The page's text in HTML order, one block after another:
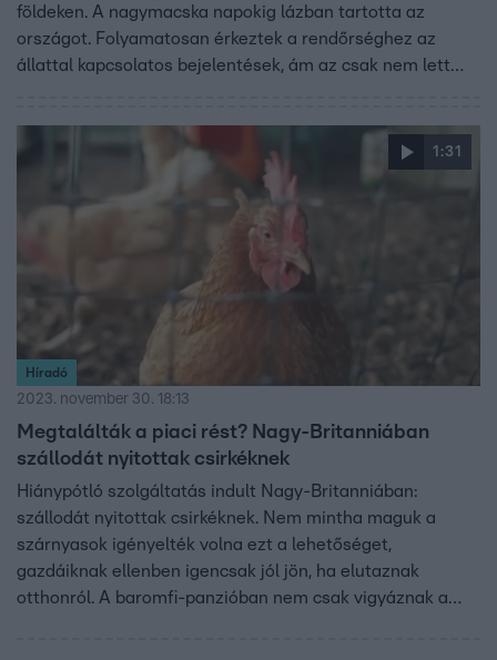
földeken. A nagymacska napokig lázban tartotta az
országot. Folyamatosan érkeztek a rendőrséghez az
állattal kapcsolatos bejelentések, ám az csak nem lett
azóta sem oldódott meg, bár a feltételezések szerint az
állat valóban fekete párduc volt, de 100 százalékosan
nem lehet kijelenteni, hogy nem egy macskát rögzített a
1:31
Híradó
2023. november 30. 18:13
Megtalálták a piaci rést? Nagy-Britanniában
szállodát nyitottak csirkéknek
Hiánypótló szolgáltatás indult Nagy-Britanniában:
szállodát nyitottak csirkéknek. Nem mintha maguk a
szárnyasok igényelték volna ezt a lehetőséget,
gazdáiknak ellenben igencsak jól jön, ha elutaznak
otthonról. A baromfi-panzióban nem csak vigyáznak a